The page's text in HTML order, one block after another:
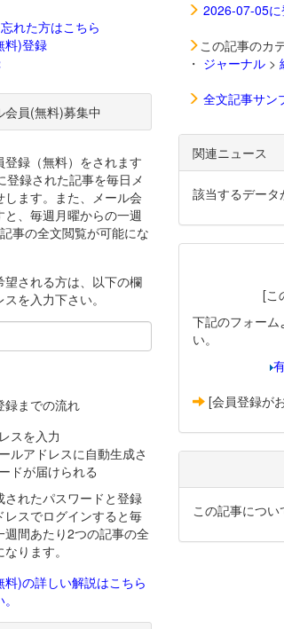
2026-07-05
この記事のカ
・ ジャーナル>
全文記事サン
関連ニュース
該当するデータ
[こ
下記のフォー
い。
[会員登録が
この記事につい
れた方はこちら
料)登録
会員(無料)募集中
登録（無料）をされます
登録された記事を毎日メ
します。また、メール会
と、毎週月曜からの一週
事の全文閲覧が可能にな
望される方は、以下の欄
を入力下さい。
までの流れ
スを入力
ルアドレスに自動生成さ
ドが届けられる
されたパスワードと登録
レスでログインすると毎
週間あたり2つの記事の全
ります。
料)の詳しい解説はこちら